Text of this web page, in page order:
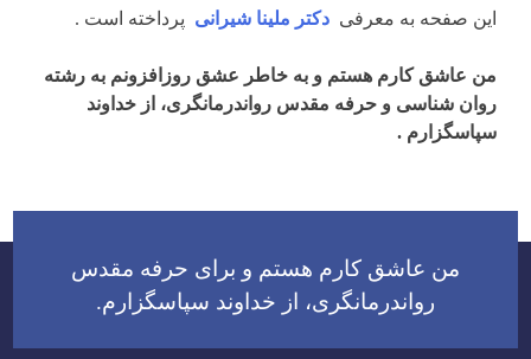
این صفحه به معرفی دکتر ملینا شیرانی پرداخته است .
من عاشق کارم هستم و به خاطر عشق روزافزونم به رشته
روان شناسی و حرفه مقدس رواندرمانگری، از خداوند
سپاسگزارم .
من عاشق کارم هستم و برای حرفه مقدس
رواندرمانگری، از خداوند سپاسگزارم.